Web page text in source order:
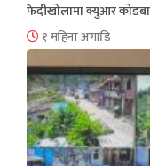
फेदीखोलामा क्युआर
१ महिना अगाडि